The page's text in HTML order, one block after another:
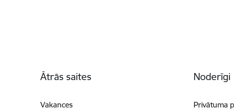
Ātrās saites
Vakances
Noderīgi
Privātuma